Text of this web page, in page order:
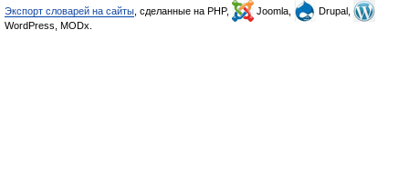
Экспорт словарей на сайты , сделанные на PHP, Joomla,
Drupal,
WordPress, MODx.